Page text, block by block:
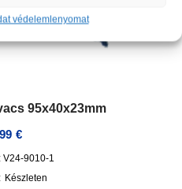
védelemlenyomat
95x40x23mm
€
V24-9010-1
Készleten